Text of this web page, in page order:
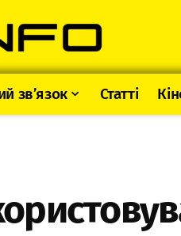
зв’язок Статті